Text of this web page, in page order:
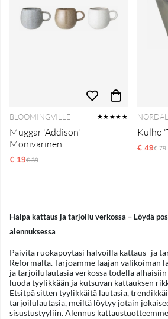
BLOOMINGVILLE ★★★★★
Muggar 'Addison' -
Monivärinen
€ 19Normaali hinta
€ 39
NORDAL
Kulho
€ 49€ 79
Halpa kattaus ja tarjoilu verkossa – Löydä
alennuksessa
Päivitä ruokapöytäsi halvoilla kattaus- ja
Reformalta. Tarjoamme laajan valikoiman
ja tarjoilulautasia verkossa todella
luoda tyylikkään ja kutsuvan kattauksen
Etsitpä sitten tyylikkäitä lautasia,
tarjoilulautasia, meiltä löytyy jotain
sisustustyyliin. Alennus